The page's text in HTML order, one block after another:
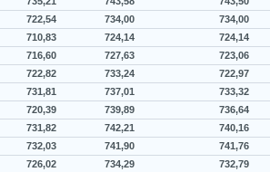
722,54 734,00 734,00
710,83 724,14 724,14
716,60 727,63 723,06
722,82 733,24 722,97
731,81 737,01 733,32
720,39 739,89 736,64
731,82 742,21 740,16
732,03 741,90 741,76
726,02 734,29 732,79